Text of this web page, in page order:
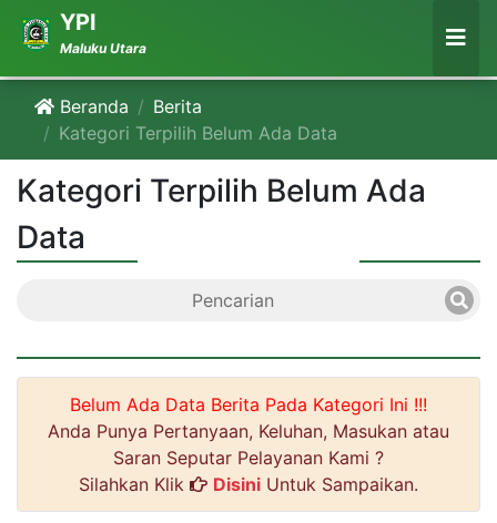
YPI
Maluku Utara
Beranda
Berita
Kategori Terpilih Belum Ada Data
Kategori Terpilih Belum Ada
Data
Pencarian
Belum Ada Data Berita Pada Kategori Ini !!!
Anda Punya Pertanyaan, Keluhan, Masukan atau
Saran Seputar Pelayanan Kami ?
Silahkan Klik
Disini Untuk Sampaikan.